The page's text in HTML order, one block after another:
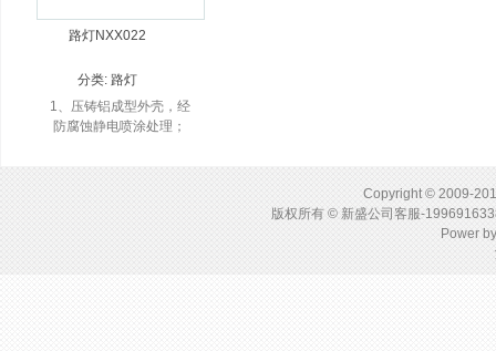
路灯NXX022
分类:路灯
1、压铸铝成型外壳，经
防腐蚀静电喷涂处理；
Copyright © 2009-
版权所有 © 新盛公司客服-
Power